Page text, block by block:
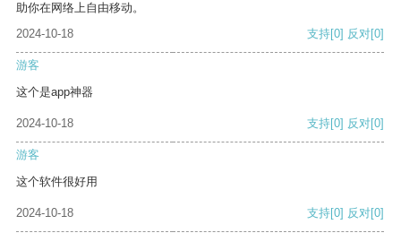
助你在网络上自由移动。
2024-10-18
支持[0] 反对[0]
游客
这个是app神器
2024-10-18 支持[0] 反对[0]
游客
这个软件很好用
2024-10-18 支持[0] 反对[0]